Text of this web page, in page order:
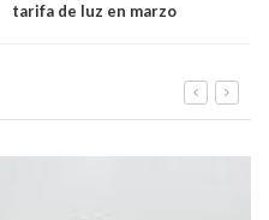
tarifa de luz en marzo